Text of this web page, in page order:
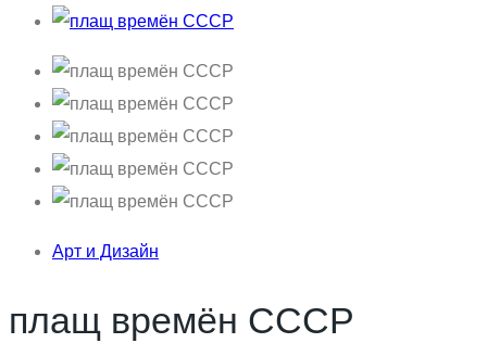
Арт и Дизайн
плащ времён СССР